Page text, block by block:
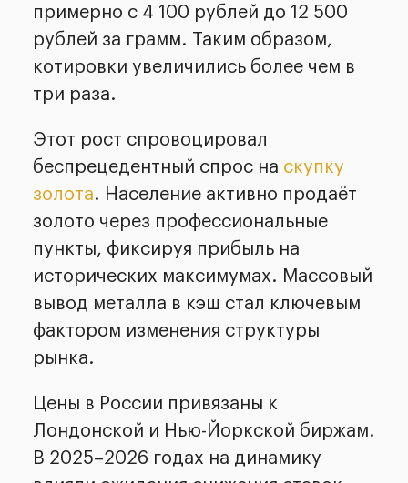
примерно с 4 100 рублей до 12 500
рублей за грамм. Таким образом,
котировки увеличились более чем в
три раза.
Этот рост спровоцировал
беспрецедентный спрос на скупку
золота. Население активно продаёт
золото через профессиональные
пункты, фиксируя прибыль на
исторических максимумах. Массовый
вывод металла в кэш стал ключевым
фактором изменения структуры
рынка.
Цены в России привязаны к
Лондонской и Нью-Йоркской биржам.
В 2025–2026 годах на динамику